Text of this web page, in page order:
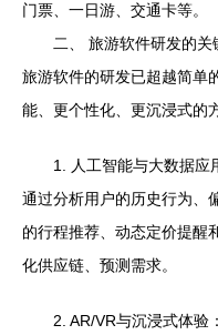
门票、一日游、交通卡等。
二、 旅游软件研发的关
旅游软件的研发已超越简单
能、更个性化、更沉浸式的
1. 人工智能与大数据应
通过分析用户的历史行为、
的行程推荐、动态定价提醒
化供应链、预测需求。
2. AR/VR与沉浸式体验：